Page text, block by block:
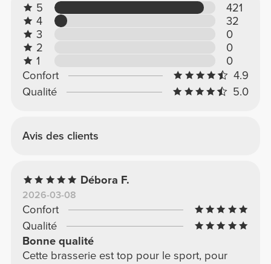
5
421
4
32
3
0
2
0
1
0
Confort
4.9
Qualité
5.0
Avis des clients
Débora F.
2026-03-08
Confort
Qualité
Bonne qualité
Cette brasserie est top pour le sport, pour